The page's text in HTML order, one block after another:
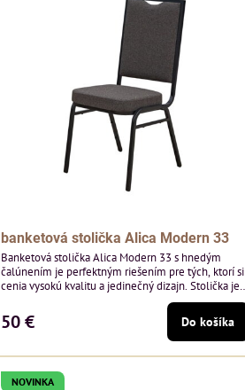
banketová stolička Alica Modern 33
Banketová stolička Alica Modern 33 s hnedým
čalúnením je perfektným riešením pre tých, ktorí si
cenia vysokú kvalitu a jedinečný dizajn. Stolička je
výnimočná použitím vysoko kvalitného hnedého
čalúnenia Mossa 29 od poľského výrobcu Davis
ktorého látka má hmotnosť 325 g/m², čo zaručuje
výnimočnú odolnosť a pohodlie. Okrem toho je
látka vybavená technológiou Easy-Clean, vďaka
ktorej sa ľahko...
50 € Do košíka
NOVINKA